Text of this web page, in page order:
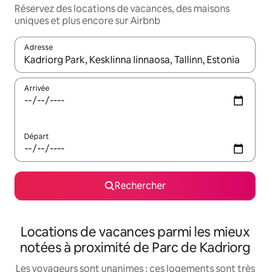
Réservez des locations de vacances, des maisons
uniques et plus encore sur Airbnb
Adresse
Lorsque les résultats s'affichent, utilisez les flèches vers le
Arrivée
Départ
Rechercher
Locations de vacances parmi les mieux
notées à proximité de Parc de Kadriorg
Les voyageurs sont unanimes : ces logements sont très